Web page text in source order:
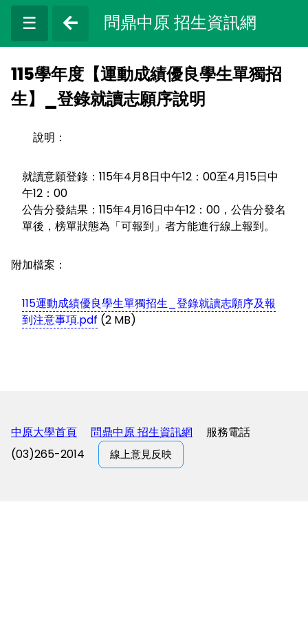
☰ 問鼎中原 招生資訊網
115學年度【運動成績優良學生單獨招
生】_登錄就讀志願序說明
說明：
就讀意願登錄：115年4月8日中午12：00至4月15日中
午12：00
公告分發結果：115年4月16日中午12：00，公告分發名
單後，榜單狀態為「可報到」者方能進行線上報到。
附加檔案：
115運動成績優良學生單獨招生_登錄就讀志願序及報
到注意事項.pdf (2 MB)
中原大學首頁 問鼎中原 招生資訊網
服務電話
(03)265-2014
線上意見反映